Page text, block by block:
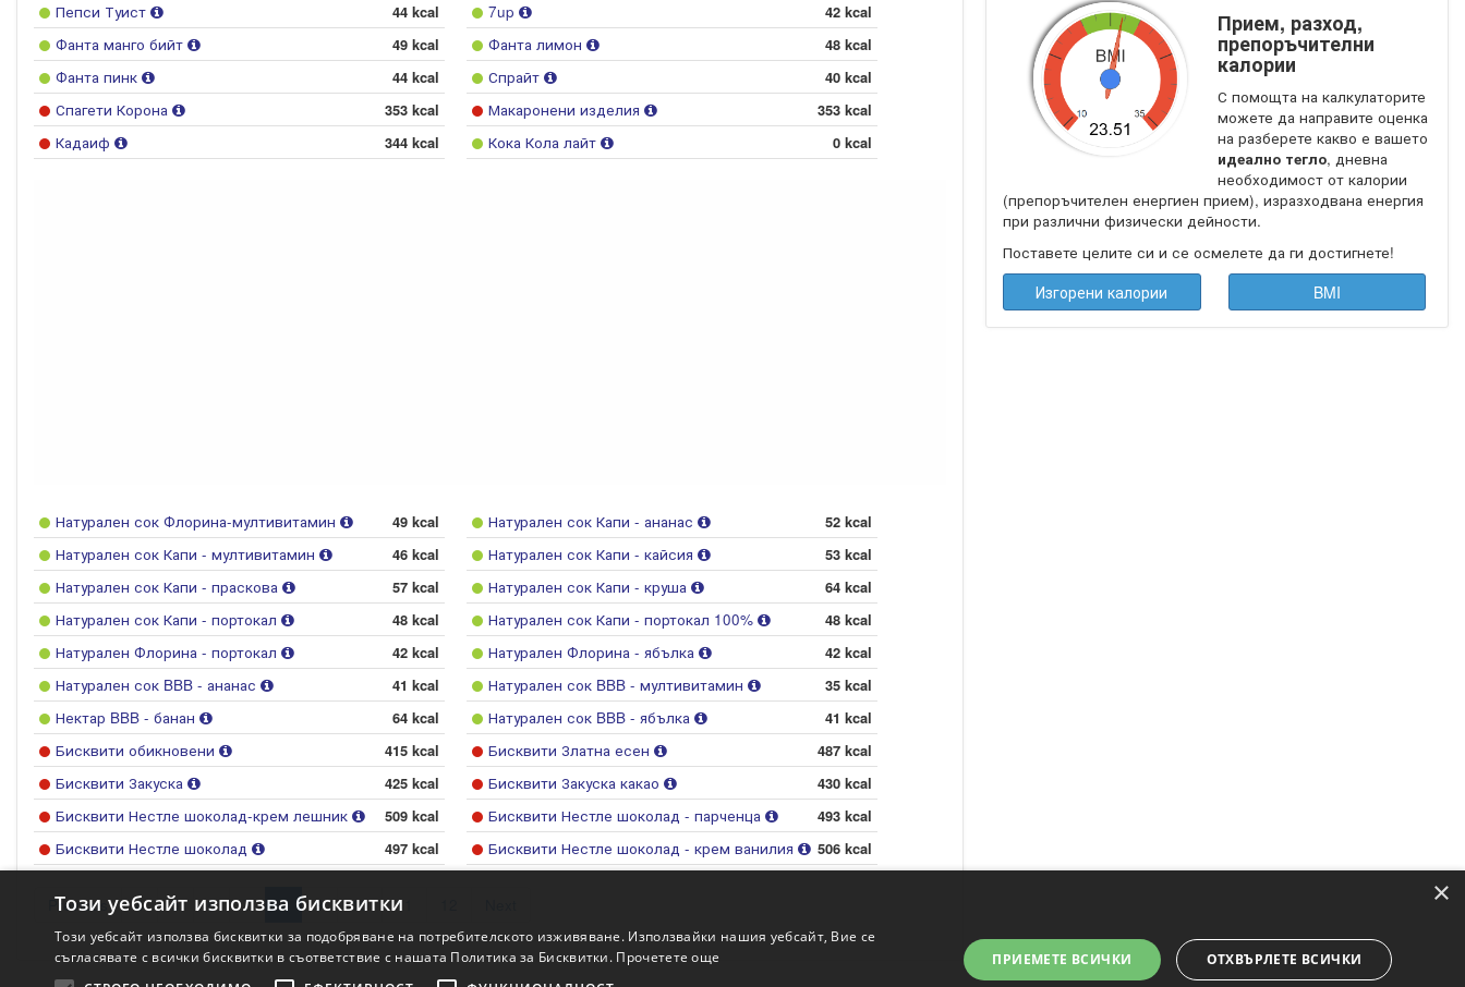
Пепси Туист
44 kcal 7up
42 kcal
Фанта манго бийт
49 kcal Фанта лимон
48 kcal
Фанта пинк
44 kcal Спрайт
40 kcal
Спагети Корона
353 kcal Макаронени изделия
353 kcal
Кадаиф
344 kcal Кока Кола лайт 0 kcal
Натурален сок Флорина-мултивитамин 49 kcal Натурален сок Капи - ананас
52 kcal
Натурален сок Капи - мултивитамин
46 kcal Натурален сок Капи - кайсия
53 kcal
Натурален сок Капи - праскова
57 kcal Натурален сок Капи - круша
64 kcal
Натурален сок Капи - портокал
48 kcal Натурален сок Капи - портокал 100%
48 kcal
Натурален Флорина - портокал
42 kcal Натурален Флорина - ябълка
42 kcal
Натурален сок BBB - ананас
41 kcal Натурален сок BBB - мултивитамин
35 kcal
Нектар BBB - банан
64 kcal Натурален сок BBB - ябълка
41 kcal
Бисквити обикновени
415 kcal Бисквити Златна есен
487 kcal
Бисквити Закуска
425 kcal Бисквити Закуска какао
430 kcal
Бисквити Нестле шоколад-крем лешник
509 kcal Бисквити Нестле шоколад - парченца
493 kcal
Бисквити Нестле шоколад
497 kcal Бисквити Нестле шоколад - крем ванилия 506 kcal
Previous 4 5 6 7 8 9 10 11
Прием, разход,
препоръчителни
калории
С помощта на калкулаторите
можете да направите оценка
на разберете какво е вашето
идеално тегло, дневна
необходимост от калории
(препоръчителен енергиен прием), изразходвана енергия
при различни физически дейности.
Поставете целите си и се осмелете да ги достигнете!
Изгорени калории BMI
×
Този уебсайт използва бисквитки
Този уебсайт използва бисквитки за подобряване на потребителското изживяване. Използвайки нашия уебсайт, Вие се
съгласявате с всички бисквитки в съответствие с нашата Политика за Бисквитки. Прочетете още
ПРИЕМЕТЕ ВСИЧКИ ОТХВЪРЛЕТЕ ВСИЧКИ